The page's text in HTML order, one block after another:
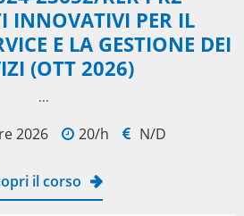
INNOVATIVI PER IL
E LA GESTIONE DEI
(OTT 2026)
​...
2026 20/h N/D
il corso